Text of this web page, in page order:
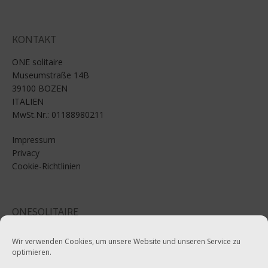
Wir verwenden Cookies, um unsere Website und unseren Service zu
optimieren.
KONTAKT
ONE solitaire
Museumstraße 14B
39100 BOZEN
ITALIEN
MwSt.Nr.: 01188980211
Impressum
Privacy
Cookie-Richtlinien
ONESOLITAIRE
Tel:+39-0471-970799